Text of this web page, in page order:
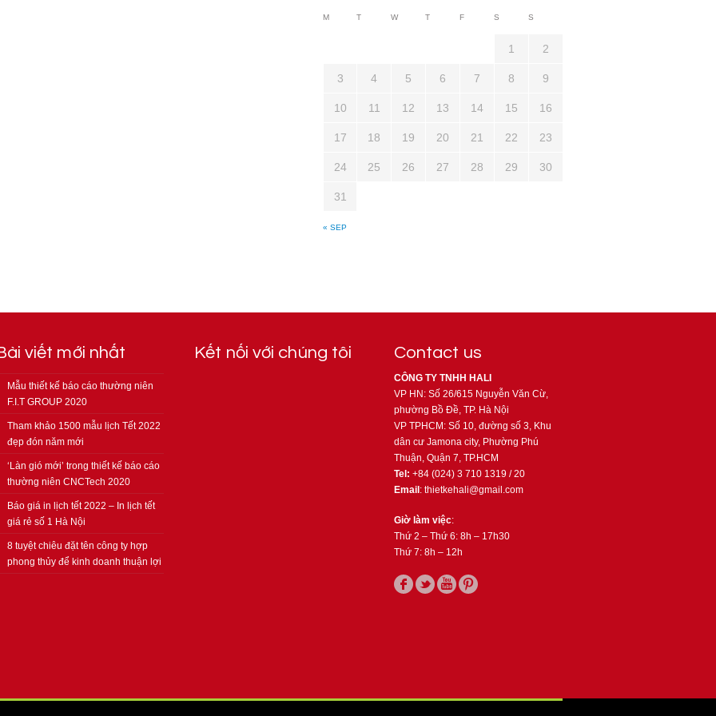
M T W T F S S
« SEP
1 2
3 4 5 6 7 8 9
10 11 12 13 14 15 16
17 18 19 20 21 22 23
24 25 26 27 28 29 30
31
viết mới nhất
Mẫu thiết kế báo cáo thường niên
F.I.T GROUP 2020
Tham khảo 1500 mẫu lịch Tết 2022
đẹp đón năm mới
‘Làn gió mới’ trong thiết kế báo cáo
thường niên CNCTech 2020
Báo giá in lịch tết 2022 – In lịch tết
giá rẻ số 1 Hà Nội
8 tuyệt chiêu đặt tên công ty hợp
phong thủy để kinh doanh thuận lợi
Kết nối với chúng tôi Contact us
CÔNG TY TNHH HALI
VP HN: Số 26/615 Nguyễn Văn Cừ,
phường Bồ Đề, TP. Hà Nội
VP TPHCM: Số 10, đường số 3, Khu
dân cư Jamona city, Phường Phú
Thuận, Quận 7, TP.HCM
Tel: +84 (024) 3 710 1319 / 20
Email : thietkehali@gmail.com
Giờ làm việc:
Thứ 2 – Thứ 6: 8h – 17h30
Thứ 7: 8h – 12h